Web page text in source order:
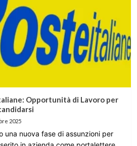
Opportunità di Lavoro per
2025
una nuova fase di assunzioni per